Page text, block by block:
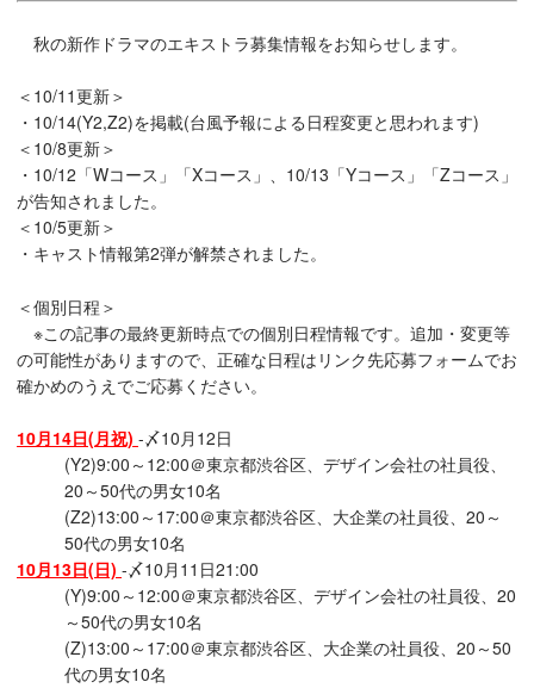
秋の新作ドラマのエキストラ募集情報をお知らせします。
＜10/11更新＞
・10/14(Y2,Z2)を掲載(台風予報による日程変更と思われます)
＜10/8更新＞
・10/12「Wコース」「Xコース」、10/13「Yコース」「Zコース」
が告知されました。
＜10/5更新＞
・キャスト情報第2弾が解禁されました。
＜個別日程＞
※この記事の最終更新時点での個別日程情報です。追加・変更等
の可能性がありますので、正確な日程はリンク先応募フォームでお
確かめのうえでご応募ください。
10月14日(月祝) -〆10月12日
(Y2)9:00～12:00＠東京都渋谷区、デザイン会社の社員役、
20～50代の男女10名
(Z2)13:00～17:00＠東京都渋谷区、大企業の社員役、20～
50代の男女10名
10月13日(日) -〆10月11日21:00
(Y)9:00～12:00＠東京都渋谷区、デザイン会社の社員役、20
～50代の男女10名
(Z)13:00～17:00＠東京都渋谷区、大企業の社員役、20～50
代の男女10名